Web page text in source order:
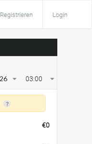
Registrieren Login
03:00
€0